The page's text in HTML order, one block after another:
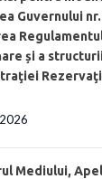
Guvernului
și a
Mediului,